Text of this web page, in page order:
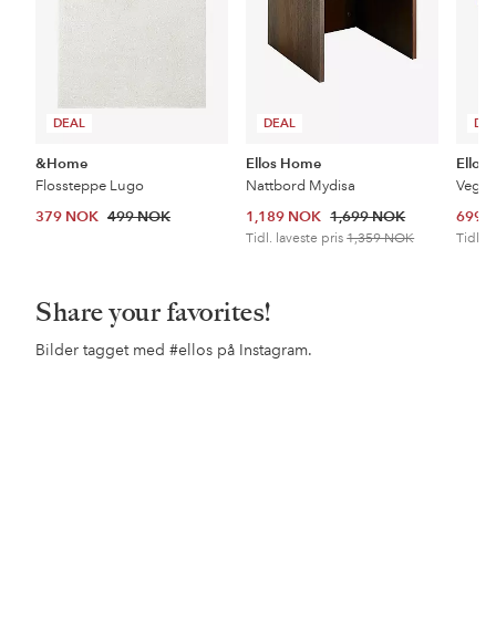
DEAL
&Home
Flossteppe Lugo
379 NOK 499 NOK
DEAL
Ellos Home
Nattbord Mydisa
1,189 NOK 1,699 NOK
Tidl. laveste pris1,359 NOK
Ellos
699
Tidl.
Share your favorites!
Bilder tagget med #ellos på Instagram.